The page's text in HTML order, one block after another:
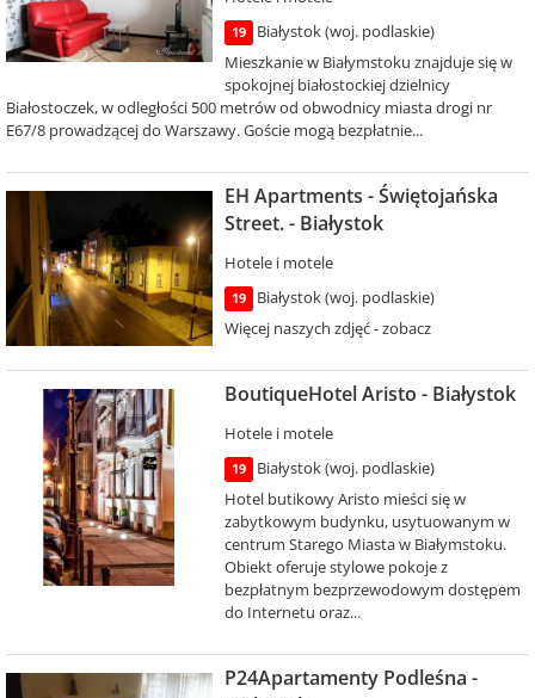
19
Białystok (woj. podlaskie)
Mieszkanie w Białymstoku znajduje się w
spokojnej białostockiej dzielnicy
Białostoczek, w odległości 500 metrów od obwodnicy miasta drogi nr
E67/8 prowadzącej do Warszawy. Goście mogą bezpłatnie...
EH Apartments - Świętojańska
Street. - Białystok
Hotele i motele
19
Białystok (woj. podlaskie)
Więcej naszych zdjęć - zobacz
BoutiqueHotel Aristo - Białystok
Hotele i motele
19
Białystok (woj. podlaskie)
Hotel butikowy Aristo mieści się w
zabytkowym budynku, usytuowanym w
centrum Starego Miasta w Białymstoku.
Obiekt oferuje stylowe pokoje z
bezpłatnym bezprzewodowym dostępem
do Internetu oraz...
P24Apartamenty Podleśna -